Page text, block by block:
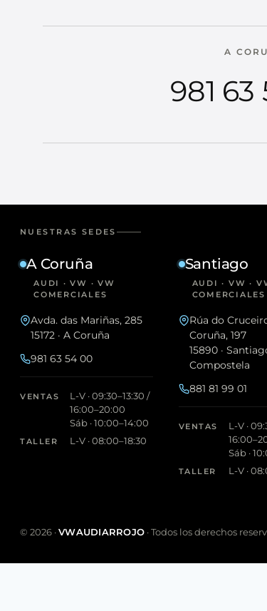
A
981
NUESTRAS SEDES
A Coruña
AUDI · VW · VW
COMERCIALES
Avda. das Mariñas, 285
15172 · A Coruña
981 63 54 00
VENTAS
L-V · 09:30–13:30 /
16:00–20:00
Sáb · 10:00–14:00
TALLER L-V · 08:00–18:30
Santiago
AUDI · VW ·
COMERCIALES
Rúa do
Coruña, 197
15890 ·
Compostela
881 81 99 01
VENTAS
L-V ·
Sáb ·
TALLER L-V ·
© 2026 ·VWAUDIARROJO · Todos los derechos